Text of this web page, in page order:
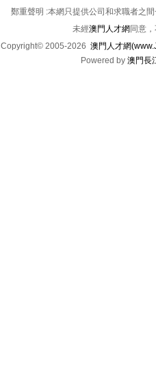
鄭重聲明 :本網只提供公司和求職者之
未經澳門人才網 同意
Copyright© 2005-2026 澳門人才網
Powered by 澳門長